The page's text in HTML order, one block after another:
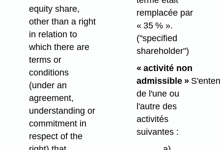
equity share,
other than a right
in relation to
which there are
terms or
conditions
(under an
agreement,
understanding or
commitment in
respect of the
remplacée par
« 35 % ».
("specified
shareholder")
« activité non
admissible »
de l'une ou
l'autre des
activités
suivantes :